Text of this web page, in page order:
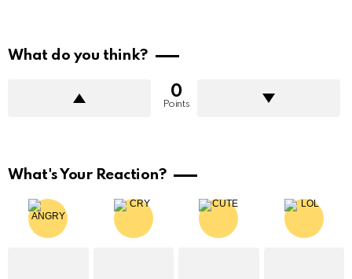
What do you think?
0
Points
What's Your Reaction?